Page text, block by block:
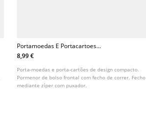
Portamoedas E Portacartoes
Compacto Com Bolso
8,99 €
Porta-moedas e porta-cartões de design compacto.
Pormenor de bolso frontal com fecho de correr. Fecho
mediante zíper com puxador.